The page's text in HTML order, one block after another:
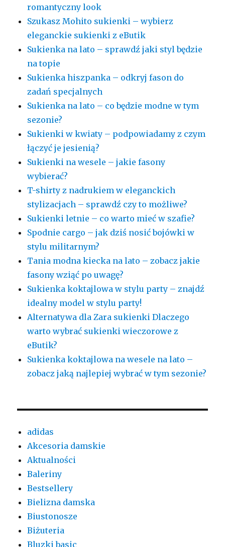
romantyczny look
Szukasz Mohito sukienki – wybierz
eleganckie sukienki z eButik
Sukienka na lato – sprawdź jaki styl będzie
na topie
Sukienka hiszpanka – odkryj fason do
zadań specjalnych
Sukienka na lato – co będzie modne w tym
sezonie?
Sukienki w kwiaty – podpowiadamy z czym
łączyć je jesienią?
Sukienki na wesele – jakie fasony
wybierać?
T-shirty z nadrukiem w eleganckich
stylizacjach – sprawdź czy to możliwe?
Sukienki letnie – co warto mieć w szafie?
Spodnie cargo – jak dziś nosić bojówki w
stylu militarnym?
Tania modna kiecka na lato – zobacz jakie
fasony wziąć po uwagę?
Sukienka koktajlowa w stylu party – znajdź
idealny model w stylu party!
Alternatywa dla Zara sukienki Dlaczego
warto wybrać sukienki wieczorowe z
eButik?
Sukienka koktajlowa na wesele na lato –
zobacz jaką najlepiej wybrać w tym sezonie?
adidas
Akcesoria damskie
Aktualności
Baleriny
Bestsellery
Bielizna damska
Biustonosze
Biżuteria
Bluzki basic